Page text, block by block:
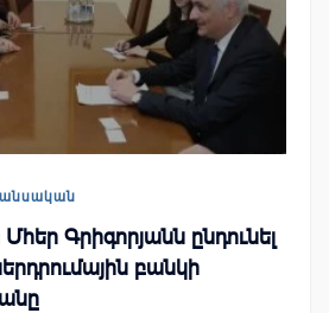
Գրիգորյանն ընդունել
բանկի